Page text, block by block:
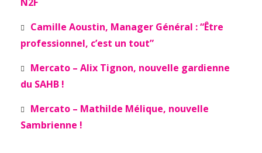
Camille Aoustin, Manager Général : “Être
professionnel, c’est un tout”
Mercato – Alix Tignon, nouvelle gardienne
du SAHB !
Mercato – Mathilde Mélique, nouvelle
Sambrienne !